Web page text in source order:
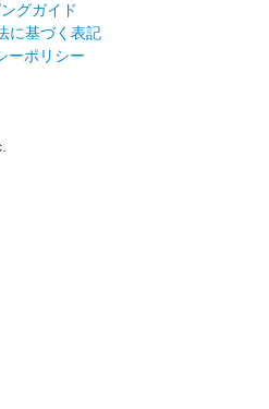
グガイド
に基づく表記
ーポリシー